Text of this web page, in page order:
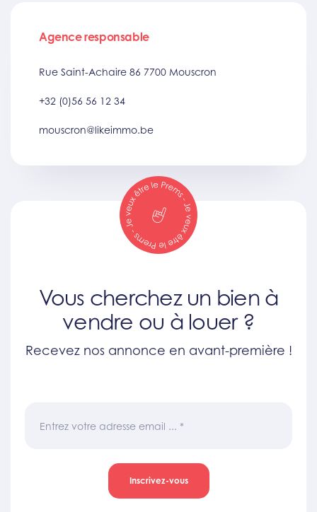
Agence responsable
Rue Saint-Achaire 86 7700 Mouscron
+32 (0)56 56 12 34
mouscron@likeimmo.be
Vous cherchez un bien à
vendre ou à louer ?
Recevez nos annonce en avant-première !
Entrez votre adresse email ... *
Inscrivez-vous